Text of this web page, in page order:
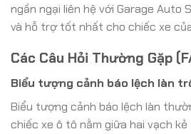
ngần ngại liên hệ với Garage Auto
và hỗ trợ tốt nhất cho chiếc xe
Các Câu Hỏi Thường Gặp
Biểu tượng cảnh báo lệch làn
Biểu tượng cảnh báo lệch làn
chiếc xe ô tô nằm giữa hai vạch